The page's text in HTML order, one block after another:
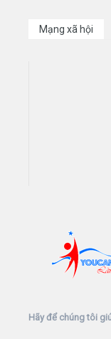
Mạng xã hội
Hãy để chúng tôi